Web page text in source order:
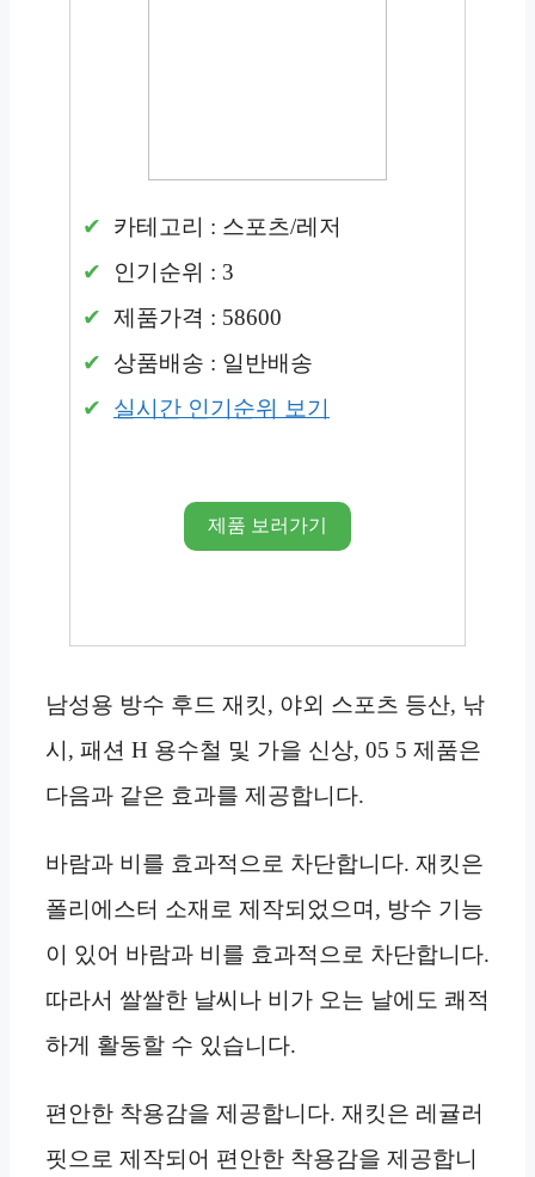
카테고리 : 스포츠/레저
인기순위 : 3
제품가격 : 58600
상품배송 : 일반배송
실시간 인기순위 보기
제품 보러가기
남성용 방수 후드 재킷, 야외 스포츠 등산, 낚
시, 패션 H 용수철 및 가을 신상, 05 5 제품은
다음과 같은 효과를 제공합니다.
바람과 비를 효과적으로 차단합니다. 재킷은
폴리에스터 소재로 제작되었으며, 방수 기능
이 있어 바람과 비를 효과적으로 차단합니다.
따라서 쌀쌀한 날씨나 비가 오는 날에도 쾌적
하게 활동할 수 있습니다.
편안한 착용감을 제공합니다. 재킷은 레귤러
핏으로 제작되어 편안한 착용감을 제공합니